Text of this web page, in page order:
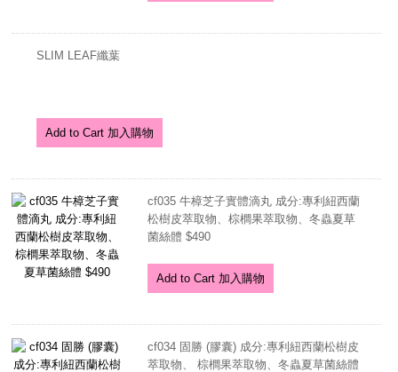
SLIM LEAF纖葉
Add to Cart 加入購物
cf035 牛樟芝子實體滴丸 成分:專利紐西蘭
松樹皮萃取物、棕櫚果萃取物、冬蟲夏草
菌絲體 $490
Add to Cart 加入購物
cf034 固勝 (膠囊) 成分:專利紐西蘭松樹皮
萃取物、 棕櫚果萃取物、冬蟲夏草菌絲體